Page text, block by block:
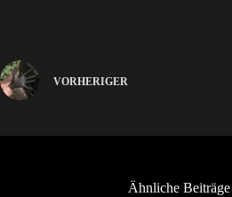
VORHERIGER
Ähnliche Beiträge